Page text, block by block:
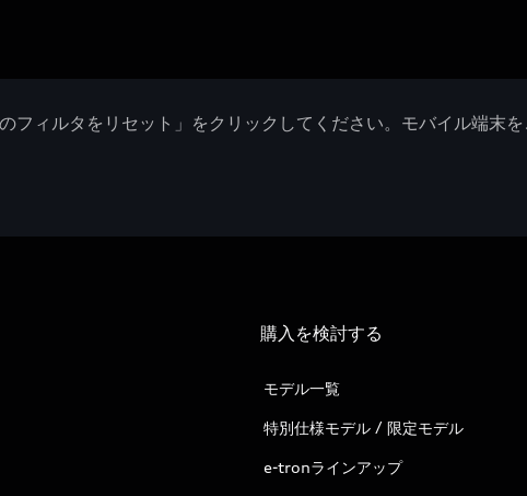
ィルタをリセット」をクリックしてください。モバイル端末を
購入を検討する
モデル一覧
特別仕様モデル / 限定モデル
e-tronラインアップ